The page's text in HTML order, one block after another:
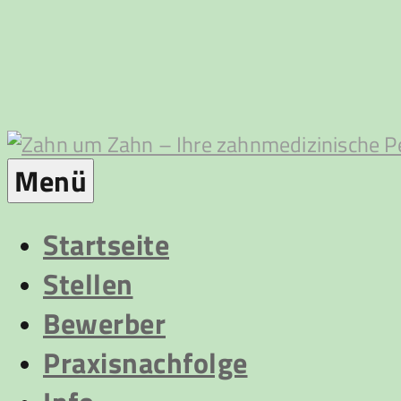
Zahn
um
Zahn
Menü
Startseite
Stellen
Bewerber
Praxisnachfolge